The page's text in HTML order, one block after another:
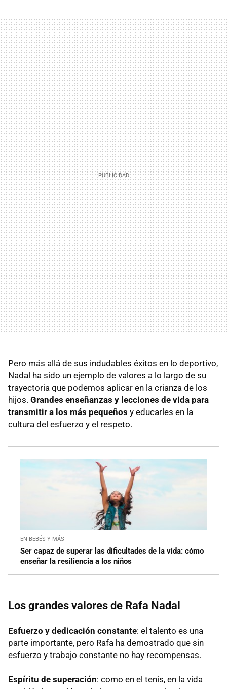
Pero más allá de sus indudables éxitos en lo deportivo,
Nadal ha sido un ejemplo de valores a lo largo de su
trayectoria que podemos aplicar en la crianza de los
hijos. Grandes enseñanzas y lecciones de vida para
transmitir a los más pequeños y educarles en la
cultura del esfuerzo y el respeto.
EN BEBÉS Y MÁS
Ser capaz de superar las dificultades de la vida: cómo
enseñar la resiliencia a los niños
Los grandes valores de Rafa Nadal
Esfuerzo y dedicación constante: el talento es una
parte importante, pero Rafa ha demostrado que sin
esfuerzo y trabajo constante no hay recompensas.
Espíritu de superación: como en el tenis, en la vida